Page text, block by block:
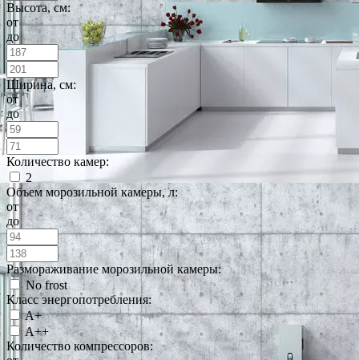
Высота, см:
от
до
Ширина, см:
от
до
Количество камер:
2
Объем морозильной камеры, л:
от
до
Размораживание морозильной камеры:
No frost
Класс энергопотребления:
A+
A++
Количество компрессоров: